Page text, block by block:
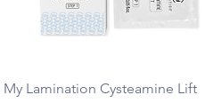
Ātrais skats
My Lamination Cysteamine Lift